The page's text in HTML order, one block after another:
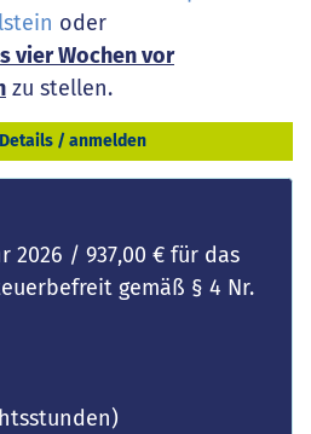
oder
vier Wochen vor
zu stellen.
/ anmelden
2026 / 937,00 € für das
gemäß § 4 Nr.